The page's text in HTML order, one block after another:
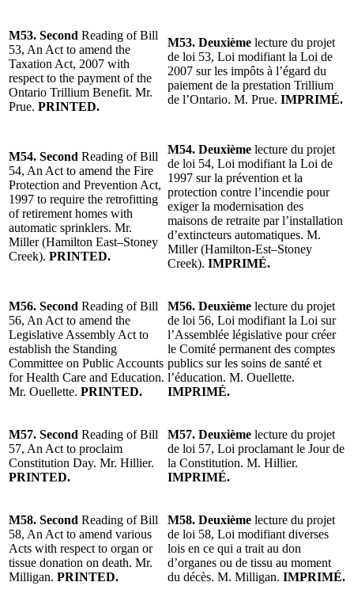
M53. Second Reading of Bill
53, An Act to amend the
Taxation Act, 2007 with
respect to the payment of the
Ontario Trillium Benefit. Mr.
Prue. PRINTED.
M53. Deuxième lecture du projet
de loi 53, Loi modifiant la Loi de
2007 sur les impôts à l’égard du
paiement de la prestation Trillium
de l’Ontario. M. Prue. IMPRIMÉ.
M54. Second Reading of Bill
54, An Act to amend the Fire
Protection and Prevention Act,
1997 to require the retrofitting
of retirement homes with
automatic sprinklers. Mr.
Miller (Hamilton East–Stoney
Creek). PRINTED.
M54. Deuxième lecture du projet
de loi 54, Loi modifiant la Loi de
1997 sur la prévention et la
protection contre l’incendie pour
exiger la modernisation des
maisons de retraite par l’installation
d’extincteurs automatiques. M.
Miller (Hamilton-Est–Stoney
Creek). IMPRIMÉ.
M56. Second Reading of Bill
56, An Act to amend the
Legislative Assembly Act to
establish the Standing
Committee on Public Accounts
for Health Care and Education.
Mr. Ouellette. PRINTED.
M56. Deuxième lecture du projet
de loi 56, Loi modifiant la Loi sur
l’Assemblée législative pour créer
le Comité permanent des comptes
publics sur les soins de santé et
l’éducation. M. Ouellette.
IMPRIMÉ.
M57. Second Reading of Bill
57, An Act to proclaim
Constitution Day. Mr. Hillier.
PRINTED.
M57. Deuxième lecture du projet
de loi 57, Loi proclamant le Jour de
la Constitution. M. Hillier.
IMPRIMÉ.
M58. Second Reading of Bill
58, An Act to amend various
Acts with respect to organ or
tissue donation on death. Mr.
Milligan. PRINTED.
M58. Deuxième lecture du projet
de loi 58, Loi modifiant diverses
lois en ce qui a trait au don
d’organes ou de tissu au moment
du décès. M. Milligan. IMPRIMÉ.